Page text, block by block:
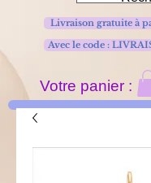
Avec le code :
Livraison gratuite à
Votre panier :